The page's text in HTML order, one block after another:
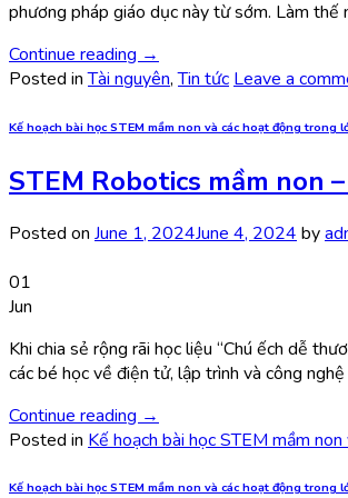
phương pháp giáo dục này từ sớm. Làm thế
Continue reading →
Posted inTài nguyên,Tin tức Leave a
Kế hoạch bài học STEM mầm non và các hoạt động trong
STEM Robotics mầm non
Posted on June 1, 2024June 4, 2024 by
01
Jun
Khi chia sẻ rộng rãi học liệu “Chú ếch dễ
các bé học về điện tử, lập trình và công
Continue reading →
Posted in Kế hoạch bài học STEM mầm
Kế hoạch bài học STEM mầm non và các hoạt động trong